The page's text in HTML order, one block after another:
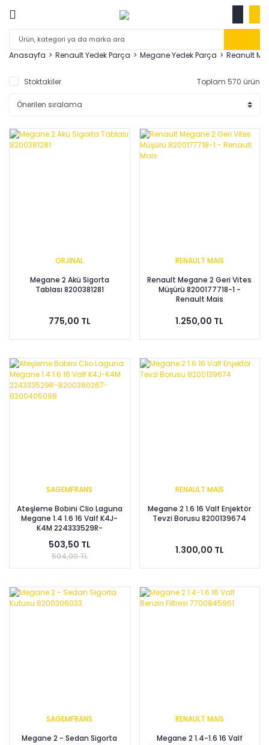
Anasayfa Renault Yedek Parça Megane Yedek Parça Reanult
Stoktakiler Toplam 570 ürün
ORJİNAL
Megane 2 Akü Sigorta
Tablası 8200381281
775,00 TL
RENAULT MAİS
Renault Megane 2 Geri Vites
Müşürü 8200177718-1 -
Renault Mais
1.250,00 TL
SAGEMFRANS
Ateşleme Bobini Clio Laguna
Megane 1.4 1.6 16 Valf K4J-
K4M 224333529R-
503,50 TL
504,00 TL
RENAULT MAİS
Megane 2 1.6 16 Valf Enjektör
Tevzi Borusu 8200139674
1.300,00 TL
SAGEMFRANS
Megane 2 - Sedan Sigorta
RENAULT MAİS
Megane 2 1.4-1.6 16 Valf